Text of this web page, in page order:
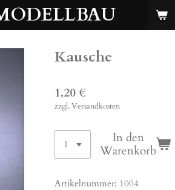
Kausche
1,20 €
zzgl. Versandkosten
In den
Warenkorb
Artikelnummer: 1004